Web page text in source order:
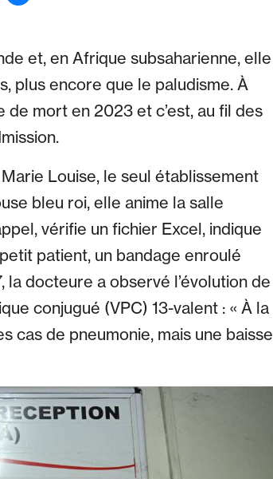
et, en Afrique subsaharienne, elle
plus encore que le paludisme. À
de mort en 2023 et c’est, au fil des
Louise, le seul établissement
bleu roi, elle anime la salle
vérifie un fichier Excel, indique
patient, un bandage enroulé
docteure a observé l’évolution de
conjugué (VPC) 13-valent : « À la
cas de pneumonie, mais une baisse